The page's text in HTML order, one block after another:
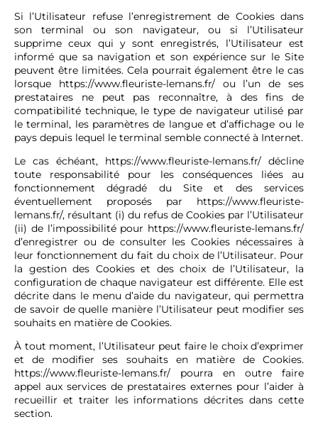
Si l’Utilisateur refuse l’enregistrement de Cookies dans
son terminal ou son navigateur, ou si l’Utilisateur
supprime ceux qui y sont enregistrés, l’Utilisateur est
informé que sa navigation et son expérience sur le Site
peuvent être limitées. Cela pourrait également être le cas
lorsque https://www.fleuriste-lemans.fr/ou l’un de ses
prestataires ne peut pas reconnaître, à des fins de
compatibilité technique, le type de navigateur utilisé par
le terminal, les paramètres de langue et d’affichage ou le
pays depuis lequel le terminal semble connecté à Internet.
Le cas échéant, https://www.fleuriste-lemans.fr/ décline
toute responsabilité pour les conséquences liées au
fonctionnement dégradé du Site et des services
éventuellement proposés par https://www.fleuriste-
lemans.fr/, résultant (i) du refus de Cookies par l’Utilisateur
(ii) de l’impossibilité pour https://www.fleuriste-lemans.fr/
d’enregistrer ou de consulter les Cookies nécessaires à
leur fonctionnement du fait du choix de l’Utilisateur. Pour
la gestion des Cookies et des choix de l’Utilisateur, la
configuration de chaque navigateur est différente. Elle est
décrite dans le menu d’aide du navigateur, qui permettra
de savoir de quelle manière l’Utilisateur peut modifier ses
souhaits en matière de Cookies.
À tout moment, l’Utilisateur peut faire le choix d’exprimer
et de modifier ses souhaits en matière de Cookies.
https://www.fleuriste-lemans.fr/ pourra en outre faire
appel aux services de prestataires externes pour l’aider à
recueillir et traiter les informations décrites dans cette
section.